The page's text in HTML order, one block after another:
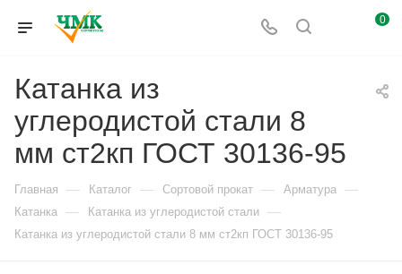
0
Катанка из
углеродистой стали 8
мм ст2кп ГОСТ 30136-95
Главная — Каталог — Сортовой прокат — Арматура —
Катанка — Катанка из углеродистой стали —
Катанка из углеродистой стали 8 мм ст2кп ГОСТ 30136-95